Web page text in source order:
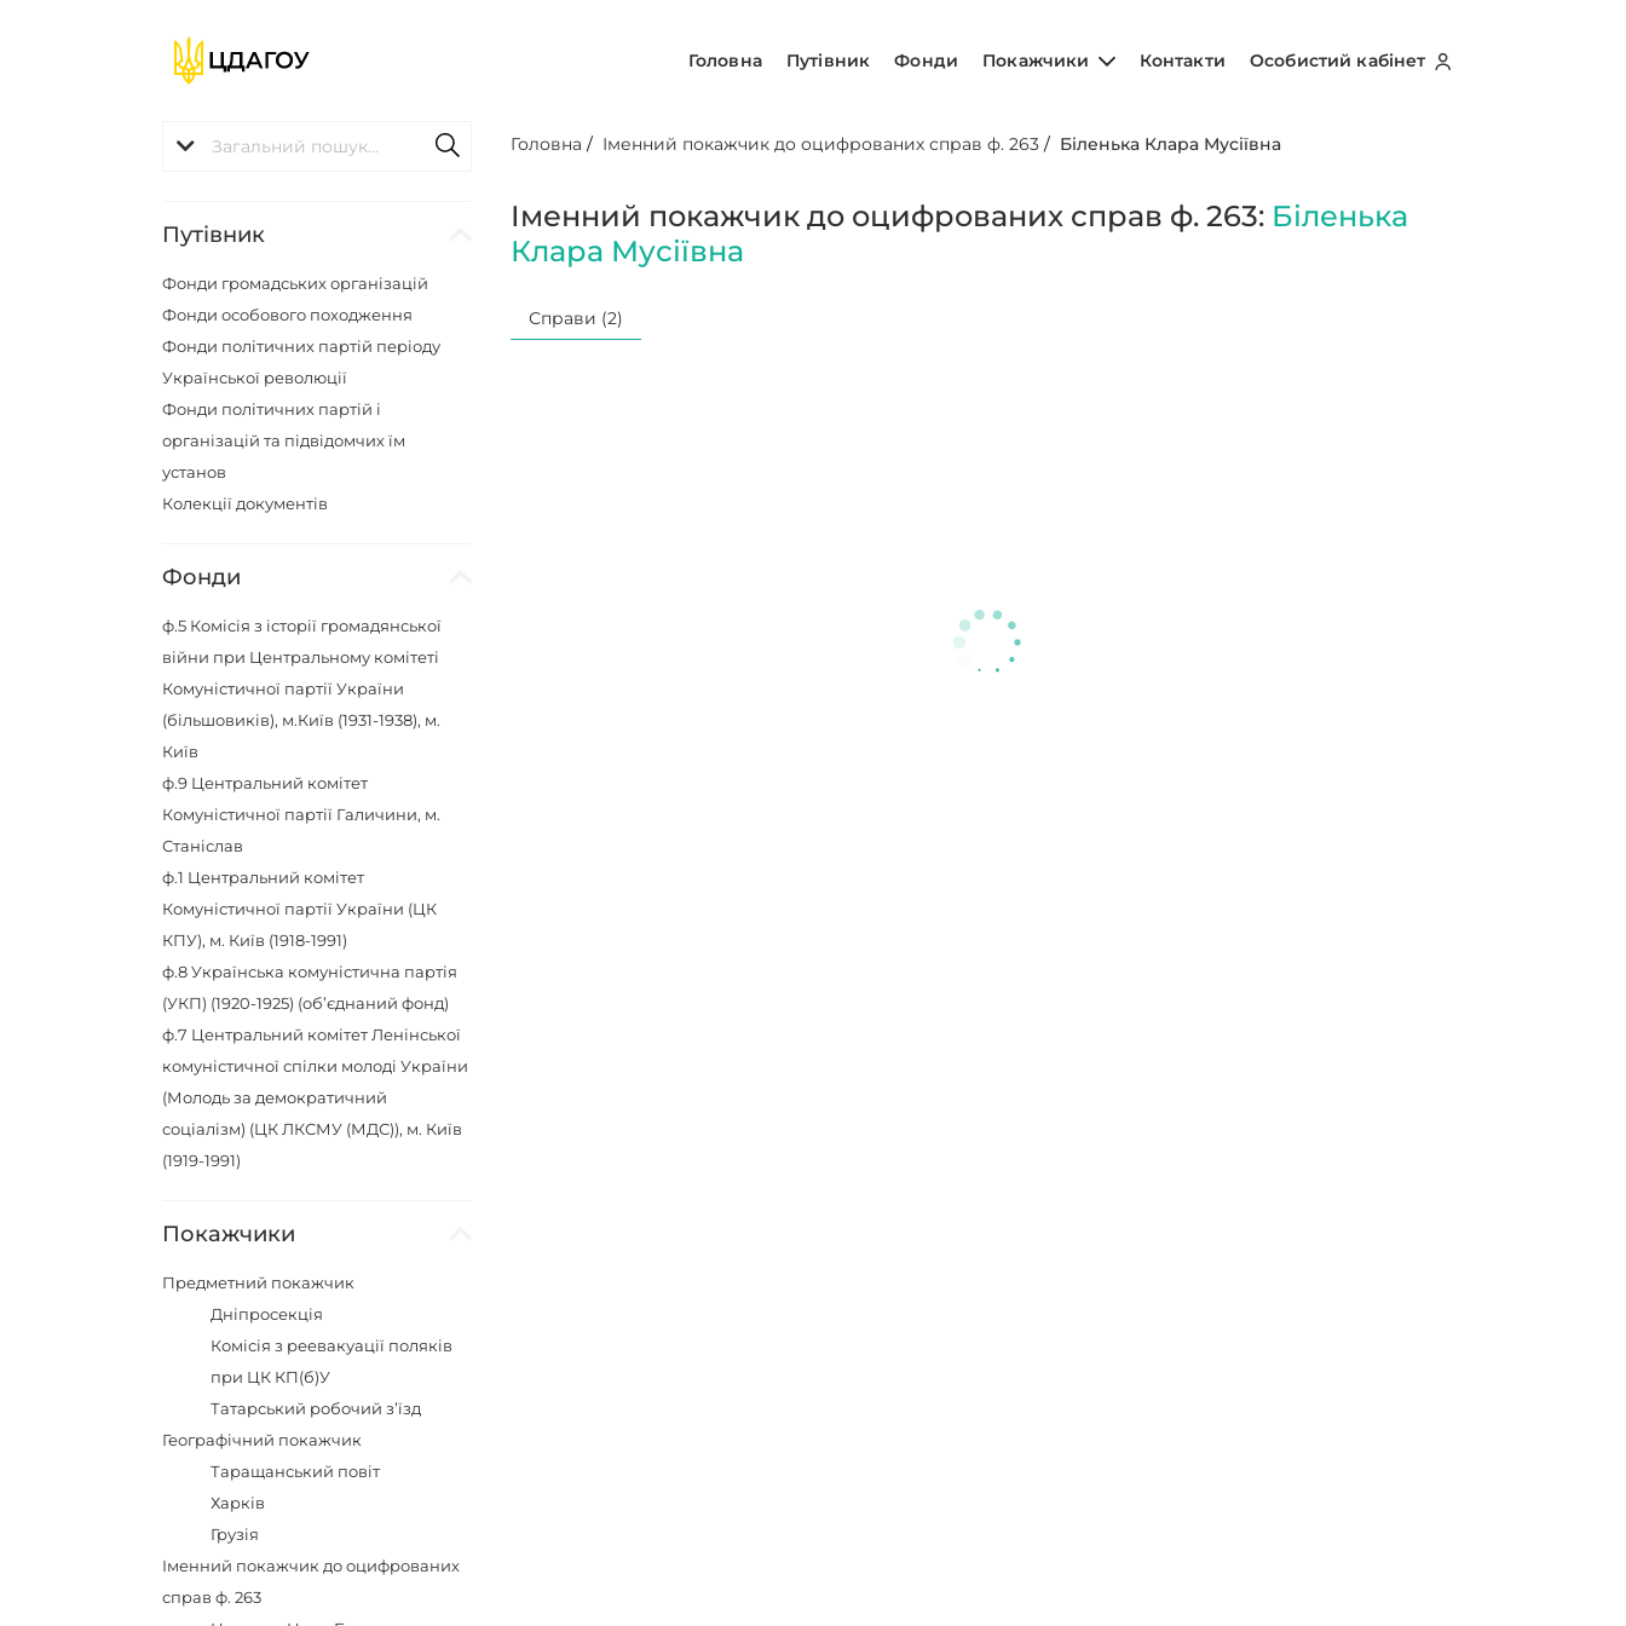
Головна Путівник Фонди Покажчики Контакти Особистий кабінет
Путівник
Фонди громадських організацій
Фонди особового походження
Фонди політичних партій періоду
Української революції
Фонди політичних партій і
організацій та підвідомчих їм
установ
Колекції документів
Фонди
ф.5 Комісія з історії громадянської
війни при Центральному комітеті
Комуністичної партії України
(більшовиків), м.Київ (1931-1938), м.
Київ
ф.9 Центральний комітет
Комуністичної партії Галичини, м.
Станіслав
ф.1 Центральний комітет
Комуністичної партії України (ЦК
КПУ), м. Київ (1918-1991)
ф.8Українська комуністична партія
(УКП) (1920-1925) (об’єднаний фонд)
ф.7 Центральний комітет Ленінської
комуністичної спілки молоді України
(Молодь за демократичний
соціалізм) (ЦК ЛКСМУ (МДС)), м. Київ
(1919-1991)
Покажчики
Предметний покажчик
Дніпросекція
Комісія з реевакуації поляків
при ЦК КП(б)У
Татарський робочий з’їзд
Географічний покажчик
Таращанський повіт
Харків
Грузія
Іменний покажчик до оцифрованих
справ ф. 263
Головна / Іменний покажчик до оцифрованих справ ф. 263 / Біленька Клара Мусіївна
Іменний покажчик до оцифрованих справ ф. 263: Біленька
Клара Мусіївна
Справи (2)